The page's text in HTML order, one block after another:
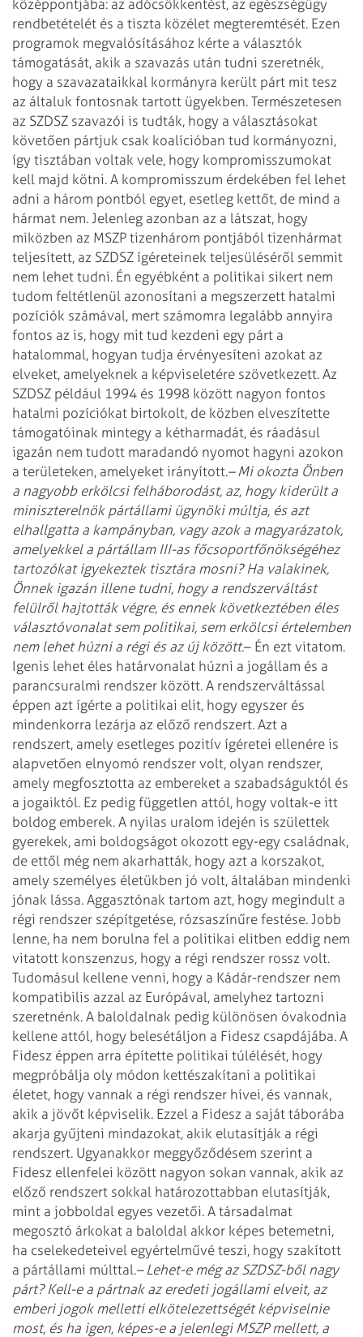
középpontjába: az adócsökkentést, az egészségügy
rendbetételét és a tiszta közélet megteremtését. Ezen
programok megvalósításához kérte a választók
támogatását, akik a szavazás után tudni szeretnék,
hogy a szavazataikkal kormányra került párt mit tesz
az általuk fontosnak tartott ügyekben. Természetesen
az SZDSZ szavazói is tudták, hogy a választásokat
követően pártjuk csak koalícióban tud kormányozni,
így tisztában voltak vele, hogy kompromisszumokat
kell majd kötni. A kompromisszum érdekében fel lehet
adni a három pontból egyet, esetleg kettőt, de mind a
hármat nem. Jelenleg azonban az a látszat, hogy
miközben az MSZP tizenhárom pontjából tizenhármat
teljesített, az SZDSZ ígéreteinek teljesüléséről semmit
nem lehet tudni. Én egyébként a politikai sikert nem
tudom feltétlenül azonosítani a megszerzett hatalmi
pozíciók számával, mert számomra legalább annyira
fontos az is, hogy mit tud kezdeni egy párt a
hatalommal, hogyan tudja érvényesíteni azokat az
elveket, amelyeknek a képviseletére szövetkezett. Az
SZDSZ például 1994 és 1998 között nagyon fontos
hatalmi pozíciókat birtokolt, de közben elveszítette
támogatóinak mintegy a kétharmadát, és ráadásul
igazán nem tudott maradandó nyomot hagyni azokon
a területeken, amelyeket irányított.– Mi okozta Önben
a nagyobb erkölcsi felháborodást, az, hogy kiderült a
miniszterelnök pártállami ügynöki múltja, és azt
elhallgatta a kampányban, vagy azok a magyarázatok,
amelyekkel a pártállam III-as főcsoportfőnökségéhez
tartozókat igyekeztek tisztára mosni? Ha valakinek,
Önnek igazán illene tudni, hogy a rendszerváltást
felülről hajtották végre, és ennek következtében éles
választóvonalat sem politikai, sem erkölcsi értelemben
nem lehet húzni a régi és az új között.– Én ezt vitatom.
Igenis lehet éles határvonalat húzni a jogállam és a
parancsuralmi rendszer között. A rendszerváltással
éppen azt ígérte a politikai elit, hogy egyszer és
mindenkorra lezárja az előző rendszert. Azt a
rendszert, amely esetleges pozitív ígéretei ellenére is
alapvetően elnyomó rendszer volt, olyan rendszer,
amely megfosztotta az embereket a szabadságuktól és
a jogaiktól. Ez pedig független attól, hogy voltak-e itt
boldog emberek. A nyilas uralom idején is születtek
gyerekek, ami boldogságot okozott egy-egy családnak,
de ettől még nem akarhatták, hogy azt a korszakot,
amely személyes életükben jó volt, általában mindenki
jónak lássa. Aggasztónak tartom azt, hogy megindult a
régi rendszer szépítgetése, rózsaszínűre festése. Jobb
lenne, ha nem borulna fel a politikai elitben eddig nem
vitatott konszenzus, hogy a régi rendszer rossz volt.
Tudomásul kellene venni, hogy a Kádár-rendszer nem
kompatibilis azzal az Európával, amelyhez tartozni
szeretnénk. A baloldalnak pedig különösen óvakodnia
kellene attól, hogy belesétáljon a Fidesz csapdájába. A
Fidesz éppen arra építette politikai túlélését, hogy
megpróbálja oly módon kettészakítani a politikai
életet, hogy vannak a régi rendszer hívei, és vannak,
akik a jövőt képviselik. Ezzel a Fidesz a saját táborába
akarja gyűjteni mindazokat, akik elutasítják a régi
rendszert. Ugyanakkor meggyőződésem szerint a
Fidesz ellenfelei között nagyon sokan vannak, akik az
előző rendszert sokkal határozottabban elutasítják,
mint a jobboldal egyes vezetői. A társadalmat
megosztó árkokat a baloldal akkor képes betemetni,
ha cselekedeteivel egyértelművé teszi, hogy szakított
a pártállami múlttal.– Lehet-e még az SZDSZ-ből nagy
párt? Kell-e a pártnak az eredeti jogállami elveit, az
emberi jogok melletti elkötelezettségét képviselnie
most, és ha igen, képes-e a jelenlegi MSZP mellett, a